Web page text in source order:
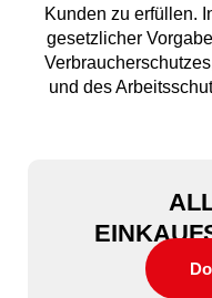
Kunden zu erfüllen.
gesetzlicher
und des